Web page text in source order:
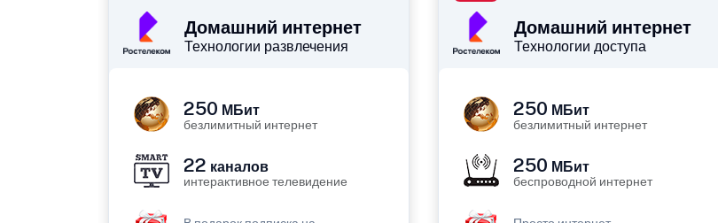
Домашний интернет
Технологии развлечения
250 МБит
безлимитный интернет
22 каналов
интерактивное телевидение
Домашний интернет
Технологии доступа
250 МБит
безлимитный интернет
250 МБит
беспроводной интернет